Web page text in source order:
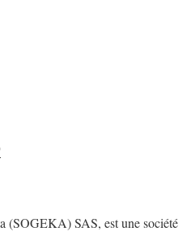
(SOGEKA) SAS, est une société